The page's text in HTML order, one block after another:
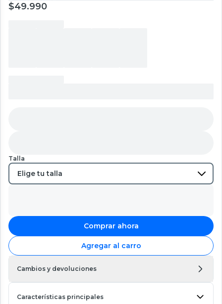
$49.990
Talla
Comprar ahora
Agregar al carro
Cambios y devoluciones
Características principales